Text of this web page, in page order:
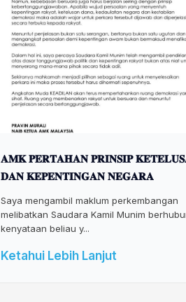
𝐀𝐌𝐊 𝐏𝐄𝐑𝐓𝐀𝐇𝐀𝐍 𝐏𝐑𝐈𝐍𝐒𝐈𝐏
𝐃𝐀𝐍 𝐊𝐄𝐏𝐄𝐍𝐓𝐈𝐍𝐆𝐀𝐍 𝐍𝐄𝐆𝐀𝐑𝐀
Saya mengambil maklum perkembangan
melibatkan Saudara Kamil Munim
kenyataan beliau y...
Ketahui Lebih Lanjut